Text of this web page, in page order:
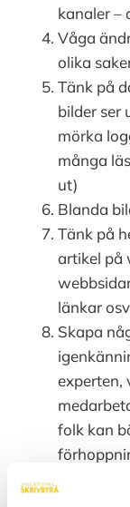
kanaler –
Våga
olika
Tänk på
bilder ser
mörka
många
ut)
Blanda
Tänk på
artikel på
länkar
Skapa
experten,
folk kan
Var
ska